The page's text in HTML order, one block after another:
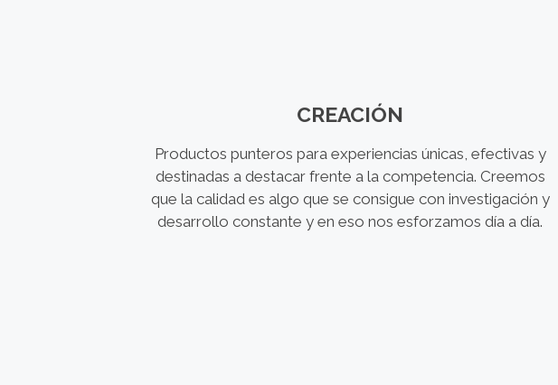
CREACIÓN
Productos punteros para experiencias únicas, efectivas y
destinadas a destacar frente a la competencia. Creemos
que la calidad es algo que se consigue con investigación y
desarrollo constante y en eso nos esforzamos día a día.